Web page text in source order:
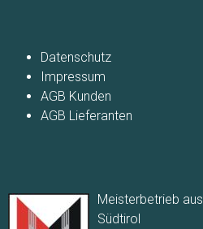
überspringen
Datenschutz
Impressum
AGB Kunden
AGB Lieferanten
Meisterbetrieb aus
Südtirol